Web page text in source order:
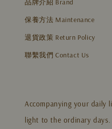
品牌介紹 Brand
保養方法 Maintenance
退貨政策 Return Policy
聯繫我們 Contact Us
Accompanying your daily
light to the ordinary days.